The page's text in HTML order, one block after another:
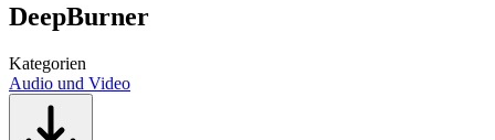
DeepBurner
Kategorien
Audio und Video